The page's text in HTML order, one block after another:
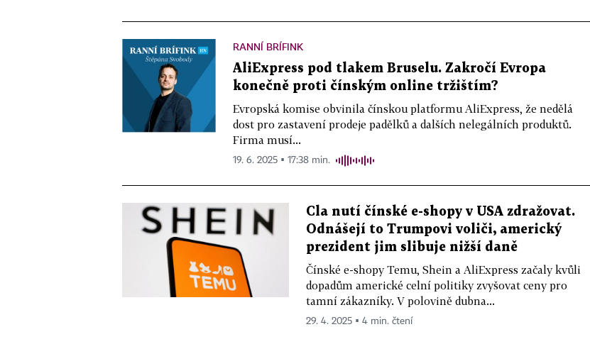
RANNÍ BRÍFINK
AliExpress pod tlakem Bruselu. Zakročí Evropa
konečně proti čínským online tržištím?
Evropská komise obvinila čínskou platformu AliExpress, že nedělá
dost pro zastavení prodeje padělků a dalších nelegálních produktů.
Firma musí...
19. 6. 2025 ▪ 17:38 min.
Cla nutí čínské e-shopy v USA zdražovat.
Odnášejí to Trumpovi voliči, americký
prezident jim slibuje nižší daně
Čínské e-shopy Temu, Shein a AliExpress začaly kvůli
dopadům americké celní politiky zvyšovat ceny pro
tamní zákazníky. V polovině dubna...
29. 4. 2025 ▪ 4 min. čtení